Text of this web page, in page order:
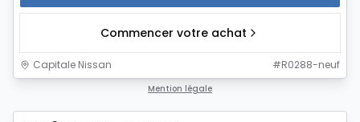
Commencer votre achat
Capitale Nissan #R0288-neuf
Mention légale